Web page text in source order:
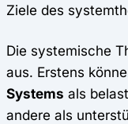
Ziele des
Die systemische
aus. Erstens
Systems als
andere als